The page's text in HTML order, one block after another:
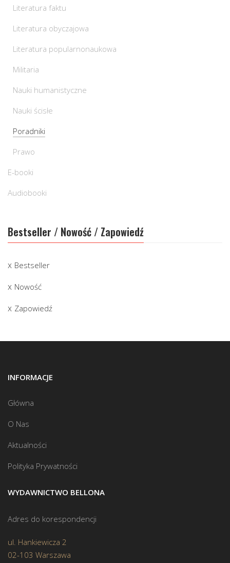
Literatura faktu
Literatura obyczajowa
Literatura popularnonaukowa
Militaria
Nauki humanistyczne
Nauki ścisłe
Poradniki
Prawo
E-booki
Audiobooki
Bestseller / Nowość / Zapowiedź
Bestseller
Nowość
Zapowiedź
INFORMACJE
Główna
O Nas
Aktualności
Polityka Prywatności
WYDAWNICTWO BELLONA
Adres do korespondencji
ul. Hankiewicza 2
02-103 Warszawa